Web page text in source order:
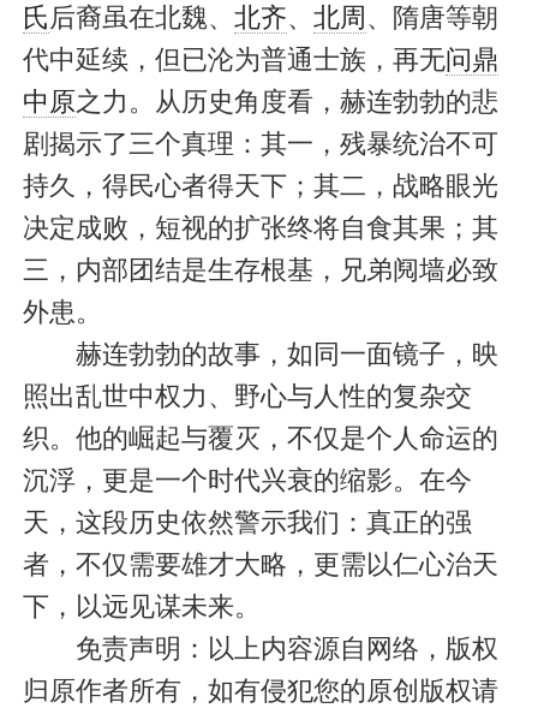
氏 后裔虽在北魏、 北齐、 北周 、隋唐等朝
代中延续，但已沦为普通士族，再无问鼎
中原之力。从历史角度看，赫连勃勃的悲
剧揭示了三个真理：其一，残暴统治不可
持久，得民心者得天下；其二，战略眼光
决定成败，短视的扩张终将自食其果；其
三，内部团结是生存根基，兄弟阋墙必致
外患。
赫连勃勃的故事，如同一面镜子，映
照出乱世中权力、野心与人性的复杂交
织。他的崛起与覆灭，不仅是个人命运的
沉浮，更是一个时代兴衰的缩影。在今
天，这段历史依然警示我们：真正的强
者，不仅需要雄才大略，更需以仁心治天
下，以远见谋未来。
免责声明：以上内容源自网络，版权
归原作者所有，如有侵犯您的原创版权请